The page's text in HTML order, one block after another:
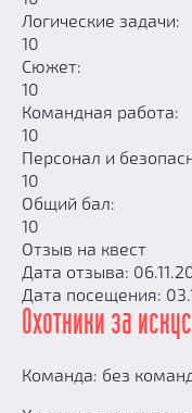
Логические задачи:
10
Сюжет:
10
Командная работа:
10
Персонал и
10
Общий бал:
10
Отзыв на квест
Дата отзыва:
Дата посещения:
Охотники за
Команда: без